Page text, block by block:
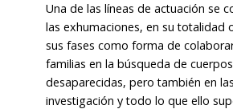
Una de las líneas de actuación se
las exhumaciones, en su totalidad
sus fases como forma de
familias en la búsqueda de
desaparecidas, pero también en
investigación y todo lo que ello